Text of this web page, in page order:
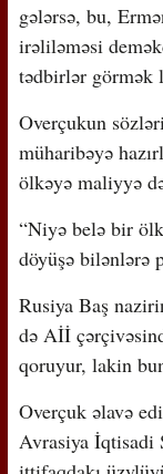
gələrsə, bu,
irəliləməsi
tədbirlər görmək
Overçukun
müharibəyə
ölkəyə maliyyə
“Niyə belə bir
döyüşə bilənlərə
Rusiya Baş
də Aİİ
qoruyur, lakin
Overçuk əlavə
Avrasiya İqtisadi